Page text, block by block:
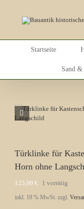
Startseite
Sand
Türklinke für
Horn ohne
125,00 € 1 vorrätig
inkl. 19 % MwSt. zzgl.